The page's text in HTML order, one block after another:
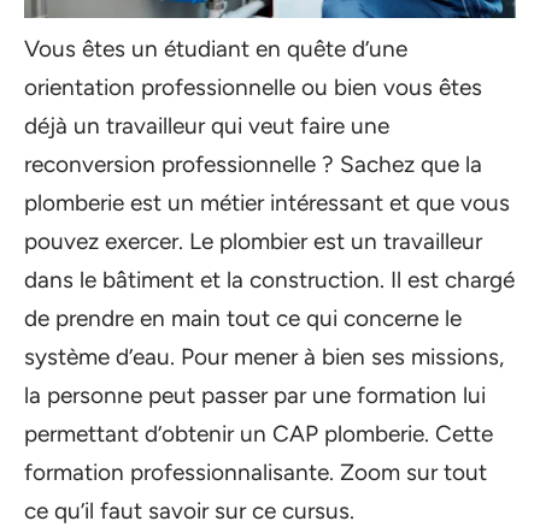
Vous êtes un étudiant en quête d’une
orientation professionnelle ou bien vous êtes
déjà un travailleur qui veut faire une
reconversion professionnelle ? Sachez que la
plomberie est un métier intéressant et que vous
pouvez exercer. Le plombier est un travailleur
dans le bâtiment et la construction. Il est chargé
de prendre en main tout ce qui concerne le
système d’eau. Pour mener à bien ses missions,
la personne peut passer par une formation lui
permettant d’obtenir un CAP plomberie. Cette
formation professionnalisante. Zoom sur tout
ce qu’il faut savoir sur ce cursus.